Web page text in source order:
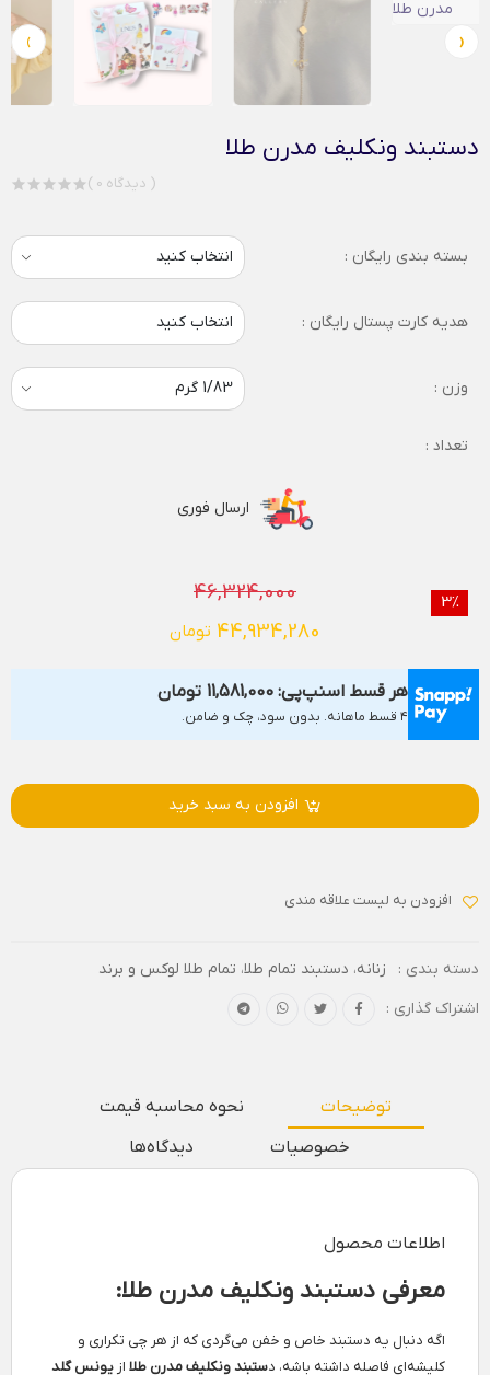
‹
›
دستبند ونکلیف مدرن طلا
( 0 دیدگاه )
بسته بندی رایگان :
هدیه کارت پستال رایگان : انتخاب کنید
وزن :
تعداد :
ارسال فوری
3%
46,324,000
44,934,280 تومان
هر قسط اسنپ‌پی: 11,581,000 تومان
۴ قسط ماهانه. بدون سود، چک و ضامن.
افزودن به سبد خرید
افزودن به لیست علاقه مندی
دسته بندی : زنانه، دستبند تمام طلا، تمام طلا لوکس و برند
اشتراک گذاری :
توضیحات
نحوه محاسبه قیمت
خصوصیات
دیدگاه‌ها
اطلاعات محصول
معرفی دستبند ونکلیف مدرن طلا:
اگه دنبال یه دستبند خاص و خفن می‌گردی که از هر چی تکراری و
کلیشه‌ای فاصله داشته باشه، دستبند ونکلیف مدرن طلا از یونس گلد